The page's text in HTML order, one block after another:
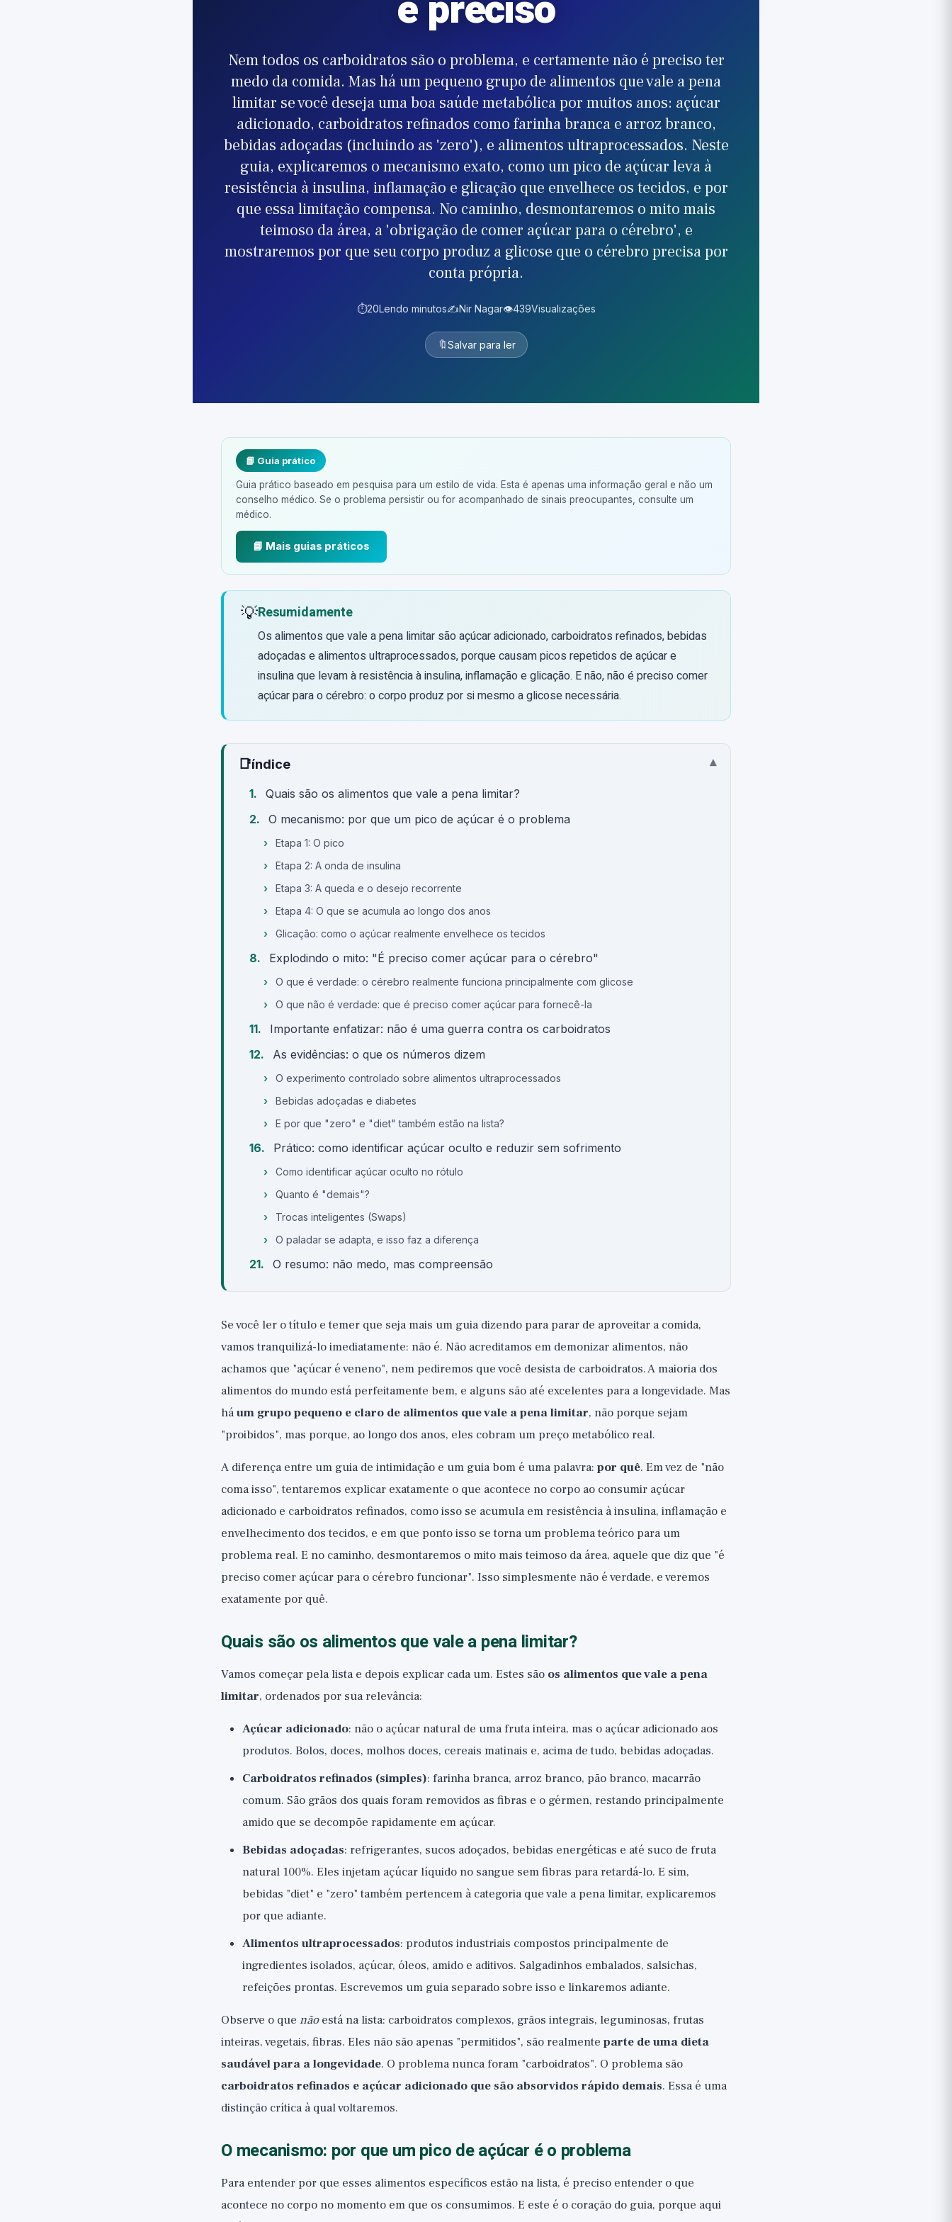
Nem todos os carboidratos são o problema, e certamente não é preciso ter
medo da comida. Mas há um pequeno grupo de alimentos que vale a pena
limitar se você deseja uma boa saúde metabólica por muitos anos: açúcar
adicionado, carboidratos refinados como farinha branca e arroz branco,
bebidas adoçadas (incluindo as 'zero'), e alimentos ultraprocessados. Neste
guia, explicaremos o mecanismo exato, como um pico de açúcar leva à
resistência à insulina, inflamação e glicação que envelhece os tecidos, e por
que essa limitação compensa. No caminho, desmontaremos o mito mais
teimoso da área, a 'obrigação de comer açúcar para o cérebro', e
mostraremos por que seu corpo produz a glicose que o cérebro precisa por
conta própria.
⏱️20Lendo minutos✍️Nir Nagar👁️439Visualizações
🔖Salvar para ler
📘 Guia prático
Guia prático baseado em pesquisa para um estilo de vida. Esta é apenas uma informação geral e não um
conselho médico. Se o problema persistir ou for acompanhado de sinais preocupantes, consulte um
médico.
📘 Mais guias práticos
💡Resumidamente
Os alimentos que vale a pena limitar são açúcar adicionado, carboidratos refinados, bebidas
adoçadas e alimentos ultraprocessados, porque causam picos repetidos de açúcar e
insulina que levam à resistência à insulina, inflamação e glicação. E não, não é preciso comer
açúcar para o cérebro: o corpo produz por si mesmo a glicose necessária.
📑índice ▾
Quais são os alimentos que vale a pena limitar?
O mecanismo: por que um pico de açúcar é o problema
Etapa 1: O pico
Etapa 2: A onda de insulina
Etapa 3: A queda e o desejo recorrente
Etapa 4: O que se acumula ao longo dos anos
Glicação: como o açúcar realmente envelhece os tecidos
Explodindo o mito: "É preciso comer açúcar para o cérebro"
O que é verdade: o cérebro realmente funciona principalmente com glicose
O que não é verdade: que é preciso comer açúcar para fornecê-la
Importante enfatizar: não é uma guerra contra os carboidratos
As evidências: o que os números dizem
O experimento controlado sobre alimentos ultraprocessados
Bebidas adoçadas e diabetes
E por que "zero" e "diet" também estão na lista?
Prático: como identificar açúcar oculto e reduzir sem sofrimento
Como identificar açúcar oculto no rótulo
Quanto é "demais"?
Trocas inteligentes (Swaps)
O paladar se adapta, e isso faz a diferença
O resumo: não medo, mas compreensão
Se você ler o título e temer que seja mais um guia dizendo para parar de aproveitar a comida,
vamos tranquilizá-lo imediatamente: não é. Não acreditamos em demonizar alimentos, não
achamos que "açúcar é veneno", nem pediremos que você desista de carboidratos. A maioria dos
alimentos do mundo está perfeitamente bem, e alguns são até excelentes para a longevidade. Mas
háum grupo pequeno e claro de alimentos que vale a pena limitar, não porque sejam
"proibidos", mas porque, ao longo dos anos, eles cobram um preço metabólico real.
A diferença entre um guia de intimidação e um guia bom é uma palavra: por quê. Em vez de "não
coma isso", tentaremos explicar exatamente o que acontece no corpo ao consumir açúcar
adicionado e carboidratos refinados, como isso se acumula em resistência à insulina, inflamação e
envelhecimento dos tecidos, e em que ponto isso se torna um problema teórico para um
problema real. E no caminho, desmontaremos o mito mais teimoso da área, aquele que diz que "é
preciso comer açúcar para o cérebro funcionar". Isso simplesmente não é verdade, e veremos
exatamente por quê.
Quais são os alimentos que vale a pena limitar?
Vamos começar pela lista e depois explicar cada um. Estes são os alimentos que vale a pena
limitar, ordenados por sua relevância:
Açúcar adicionado: não o açúcar natural de uma fruta inteira, mas o açúcar adicionado aos
produtos. Bolos, doces, molhos doces, cereais matinais e, acima de tudo, bebidas adoçadas.
Carboidratos refinados (simples): farinha branca, arroz branco, pão branco, macarrão
comum. São grãos dos quais foram removidos as fibras e o gérmen, restando principalmente
amido que se decompõe rapidamente em açúcar.
Bebidas adoçadas: refrigerantes, sucos adoçados, bebidas energéticas e até suco de fruta
natural 100%. Eles injetam açúcar líquido no sangue sem fibras para retardá-lo. E sim,
bebidas "diet" e "zero" também pertencem à categoria que vale a pena limitar, explicaremos
por que adiante.
Alimentos ultraprocessados: produtos industriais compostos principalmente de
ingredientes isolados, açúcar, óleos, amido e aditivos. Salgadinhos embalados, salsichas,
refeições prontas. Escrevemos um guia separado sobre isso e linkaremos adiante.
Observe o que nãoestá na lista: carboidratos complexos, grãos integrais, leguminosas, frutas
inteiras, vegetais, fibras. Eles não são apenas "permitidos", são realmente parte de uma dieta
saudável para a longevidade. O problema nunca foram "carboidratos". O problema são
carboidratos refinados e açúcar adicionado que são absorvidos rápido demais. Essa é uma
distinção crítica à qual voltaremos.
O mecanismo: por que um pico de açúcar é o problema
Para entender por que esses alimentos específicos estão na lista, é preciso entender o que
acontece no corpo no momento em que os consumimos. E este é o coração do guia, porque aqui